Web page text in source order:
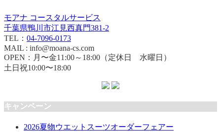
モアナ コースタルサービス
千葉県鴨川市江見西真門381-2
TEL： 04-7096-0173
MAIL : info@moana-cs.com
OPEN：月〜金11:00～18:00（定休日 水曜日）
土日祝10:00〜18:00
キャンペーン
2026夏物ウエットスーツオーダーフェアー